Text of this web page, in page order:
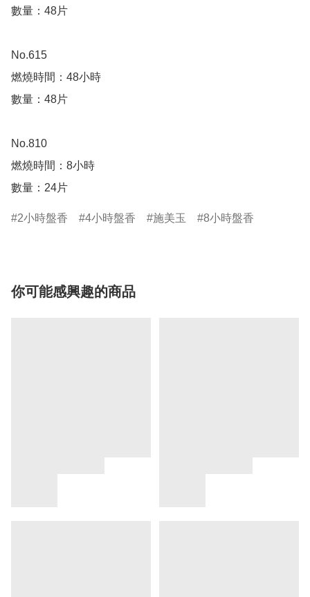
數量：48片
No.615
燃燒時間：48小時
數量：48片
No.810
燃燒時間：8小時
數量：24片
2小時盤香 4小時盤香 施美玉 8小時盤香
你可能感興趣的商品